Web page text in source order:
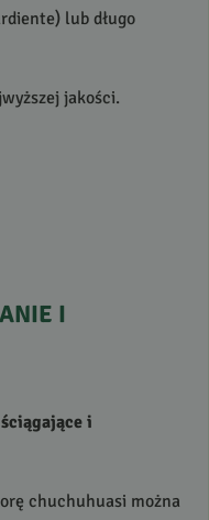
lub długo
jakości.
I
i
chuchuhuasi można